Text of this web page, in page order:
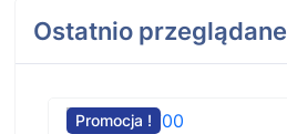
Ostatnio przeglądane
Promocja !